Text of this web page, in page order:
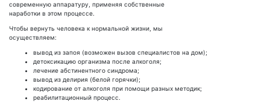
современную аппаратуру, применяя собственные
наработки в этом процессе.
Чтобы вернуть человека к нормальной жизни, мы
осуществляем:
вывод из запоя (возможен вызов специалистов на дом);
детоксикацию организма после алкоголя;
лечение абстинентного синдрома;
вывод из делирия (белой горячки);
кодирование от алкоголя при помощи разных методик;
реабилитационный процесс.